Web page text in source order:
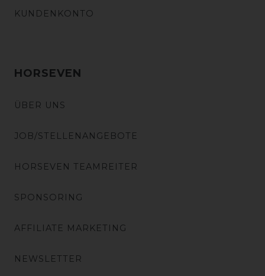
KUNDENKONTO
HORSEVEN
ÜBER UNS
JOB/STELLENANGEBOTE
HORSEVEN TEAMREITER
SPONSORING
AFFILIATE MARKETING
NEWSLETTER